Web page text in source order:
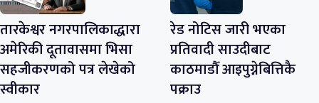
तारकेश्वर नगरपालिकाद्धारा
अमेरिकी दूतावासमा भिसा
सहजीकरणको पत्र लेखेको
स्वीकार
रेड नोटिस जारी भएका
प्रतिवादी साउदीबाट
काठमाडौँ आइपुग्नेबित्तिकै
पक्राउ